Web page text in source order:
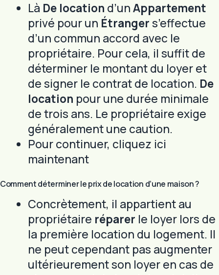
Là De location d’unAppartement
privé pour un Étrangers’effectue
d’un commun accord avec le
propriétaire. Pour cela, il suffit de
déterminer le montant du loyer et
de signer le contrat de location. De
location pour une durée minimale
de trois ans. Le propriétaire exige
généralement une caution.
Pour continuer, cliquez ici
maintenant
Comment déterminer le prix de location d’une maison ?
Concrètement, il appartient au
propriétaire réparer le loyer lors de
la première location du logement. Il
ne peut cependant pas augmenter
ultérieurement son loyer en cas de